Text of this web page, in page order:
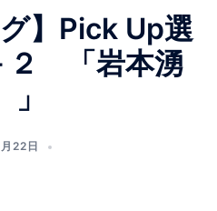
ュ
ー
グ】Pick Up選
「岩本湧
22日